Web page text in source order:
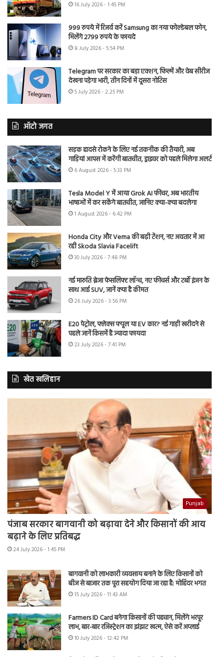
16 July 2026 - 1:45 PM
999 रुपये में रिजर्व करें Samsung का नया फोल्डेबल फोन,
मिलेंगे 2799 रुपये के फायदे
8 July 2026 - 5:54 PM
Telegram पर सरकार का बड़ा एक्शन, फिल्में और वेब सीरीज
देखना पड़ेगा भारी, तीन दिनों में दूसरा नोटिस
5 July 2026 - 2:25 PM
ऑटो जगत
सड़क हादसे रोकने के लिए नई तकनीक की तैयारी, अब
गाड़ियां आपस में करेंगी बातचीत, ड्राइवर को पहले मिलेगा अलर्ट
6 August 2026 - 5:33 PM
Tesla Model Y में आया Grok AI फीचर, अब भारतीय
भाषाओं में कर सकेंगे बातचीत, जानिए क्या-क्या बदलेगा
1 August 2026 - 6:42 PM
Honda City और Verna की बढ़ी टेंशन, नए अवतार में आ
रही Skoda Slavia Facelift
30 July 2026 - 7:48 PM
नई मारुति ब्रेजा फेसलिफ्ट लॉन्च, नए फीचर्स और टर्बो इंजन के
साथ आई SUV, जानें क्या है कीमत
26 July 2026 - 3:56 PM
E20 पेट्रोल, फ्लेक्स फ्यूल या EV कार? नई गाड़ी खरीदने से
पहले जानें किसमें है ज्यादा फायदा
23 July 2026 - 7:41 PM
खेत खलिहान
Punjab
पंजाब सरकार बागवानी को बढ़ावा देने और किसानों की आय
बढ़ाने के लिए प्रतिबद्ध
24 July 2026 - 1:45 PM
बागवानी को लाभकारी व्यवसाय बनाने के लिए किसानों को
बीज से बाजार तक पूरा सहयोग दिया जा रहा है: मोहिंदर भगत
15 July 2026 - 11:43 AM
Farmers ID Card बनेगा किसानों की पहचान, मिलेंगे भरपूर
लाभ, बार-बार रजिस्ट्रेशन का झंझट खत्म, ऐसे करें अप्लाई
10 July 2026 - 12:42 PM